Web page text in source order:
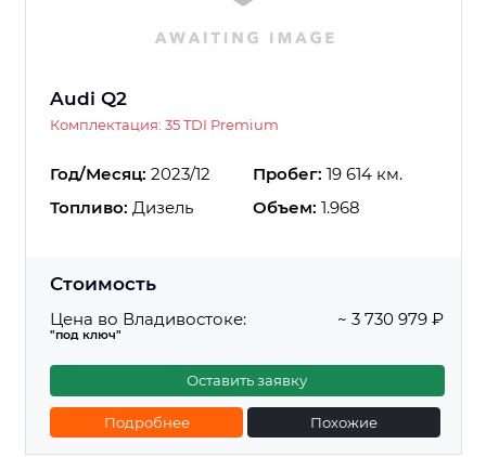
Audi Q2
Комплектация: 35 TDI Premium
Год/Месяц: 2023/12 Пробег: 19 614 км.
Топливо: Дизель Объем: 1.968
Стоимость
Цена во Владивостоке:
"под ключ"
~ 3 730 979 ₽
Оставить заявку
Подробнее Похожие